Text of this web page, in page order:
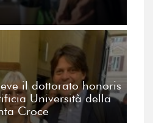
il dottorato honoris
Università della
Croce